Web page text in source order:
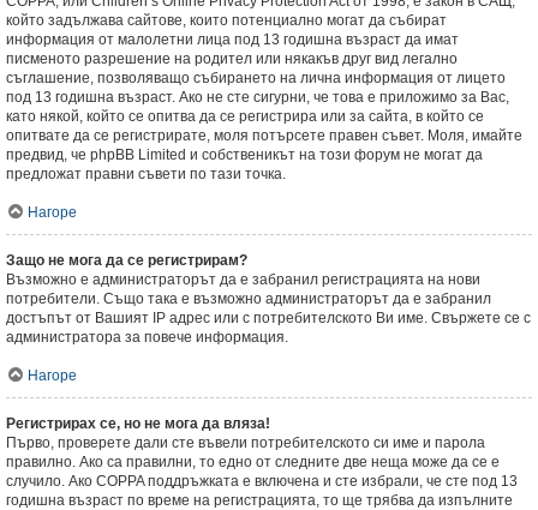
който задължава сайтове, които потенциално могат да събират
информация от малолетни лица под 13 годишна възраст да имат
писменото разрешение на родител или някакъв друг вид легално
съглашение, позволяващо събирането на лична информация от лицето
под 13 годишна възраст. Ако не сте сигурни, че това е приложимо за Вас,
като някой, който се опитва да се регистрира или за сайта, в който се
опитвате да се регистрирате, моля потърсете правен съвет. Моля, имайте
предвид, че phpBB Limited и собственикът на този форум не могат да
предложат правни съвети по тази точка.
Нагоре
Защо не мога да се регистрирам?
Възможно е администраторът да е забранил регистрацията на нови
потребители. Също така е възможно администраторът да е забранил
достъпът от Вашият IP адрес или с потребителското Ви име. Свържете се с
администратора за повече информация.
Нагоре
Регистрирах се, но не мога да вляза!
Първо, проверете дали сте въвели потребителското си име и парола
правилно. Ако са правилни, то едно от следните две неща може да се е
случило. Ако COPPA поддръжката е включена и сте избрали, че сте под 13
годишна възраст по време на регистрацията, то ще трябва да изпълните